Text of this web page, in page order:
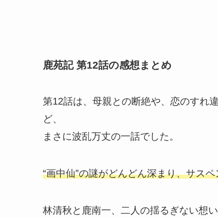
鹿苑記 第12話の感想まとめ
第12話は、母親との断絶や、恋のすれ
ど、
まさに波乱万丈の一話でした。
“画中仙”の謎がどんどん深まり、サス
林清秋と鹿南一、二人の揺るぎない想